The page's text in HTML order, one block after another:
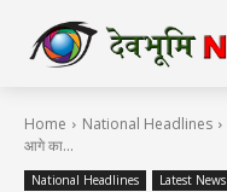
Home National Headlines
आगे का...
National Headlines Latest News